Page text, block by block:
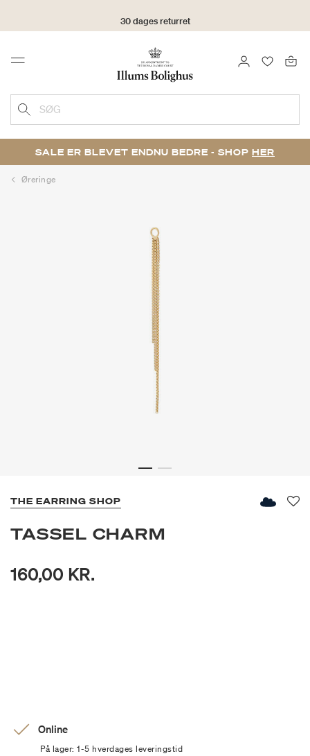
30 dages returret
Menu LOG IND
SØG
SALE ER BLEVET ENDNU BEDRE - SHOP HER
Øreringe
THE EARRING SHOP
TASSEL CHARM
160,00 KR.
Online
På lager: 1-5 hverdages leveringstid